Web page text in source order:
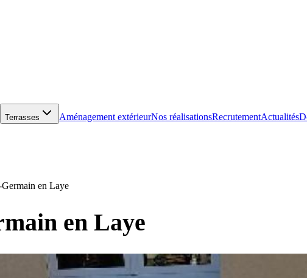
Terrasses Aménagement extérieurNos réalisationsRecrutementActualités
en Laye
en Laye